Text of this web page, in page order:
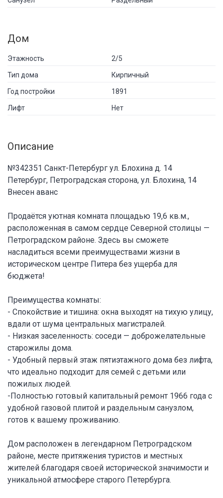
Дом
Этажность 2/5
Тип дома Кирпичный
Год постройки 1891
Лифт Нет
Описание
№342351 Санкт-Петербург ул. Блохина д. 14
Петербург, Петроградская сторона, ул. Блохина, 14
Внесен аванс
Продаётся уютная комната площадью 19,6 кв.м.,
расположенная в самом сердце Северной столицы —
Петроградском районе. Здесь вы сможете
насладиться всеми преимуществами жизни в
историческом центре Питера без ущерба для
бюджета!
Преимущества комнаты:
- Спокойствие и тишина: окна выходят на тихую улицу,
вдали от шума центральных магистралей.
- Низкая заселенность: соседи — доброжелательные
старожилы дома.
- Удобный первый этаж пятиэтажного дома без лифта,
что идеально подходит для семей с детьми или
пожилых людей.
-Полностью готовый капитальный ремонт 1966 года с
удобной газовой плитой и раздельным санузлом,
готов к вашему проживанию.
Дом расположен в легендарном Петроградском
районе, месте притяжения туристов и местных
жителей благодаря своей исторической значимости и
уникальной атмосфере старого Петербурга.